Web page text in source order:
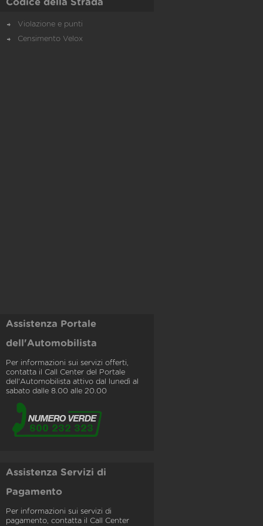
Codice della Strada
Violazione e punti
Censimento Velox
Assistenza Portale
dell'Automobilista
Per informazioni sui servizi offerti,
contatta il Call Center del Portale
dell'Automobilista attivo dal lunedì al
sabato dalle 8.00 alle 20.00
Assistenza Servizi di
Pagamento
Per informazioni sui servizi di
pagamento, contatta il Call Center